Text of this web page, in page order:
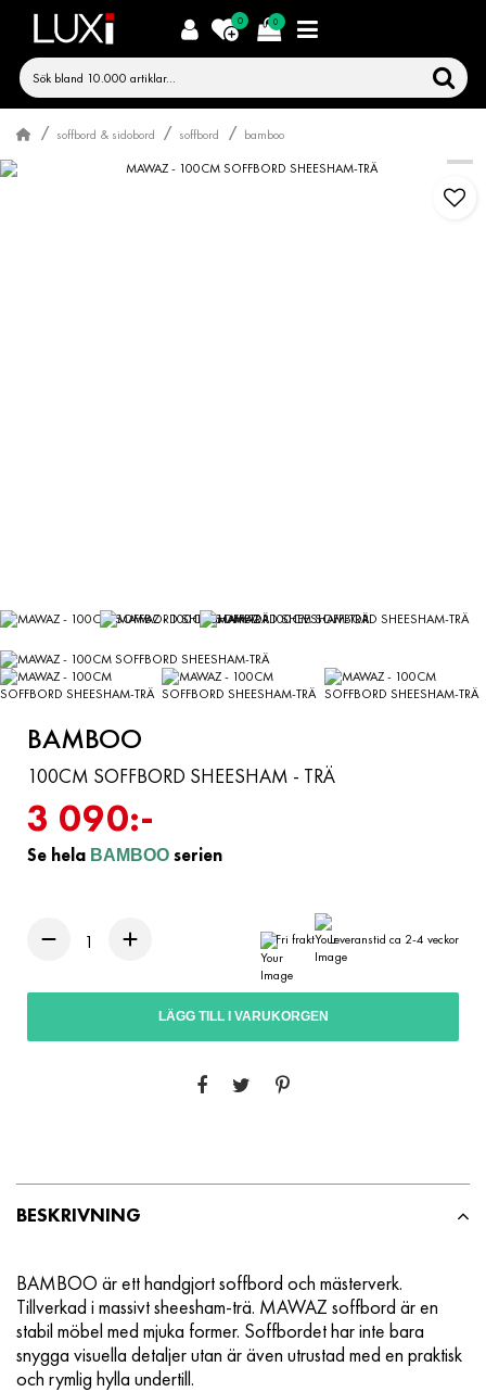
0 0
soffbord & sidobord soffbord bamboo
BAMBOO
100CM SOFFBORD SHEESHAM - TRÄ
3 090:-
Se hela BAMBOO serien
Fri frakt Leveranstid ca 2-4 veckor
LÄGG TILL I VARUKORGEN
BESKRIVNING
BAMBOO är ett handgjort soffbord och mästerverk.
Tillverkad i massivt sheesham-trä. MAWAZ soffbord är en
stabil möbel med mjuka former. Soffbordet har inte bara
snygga visuella detaljer utan är även utrustad med en praktisk
och rymlig hylla undertill.